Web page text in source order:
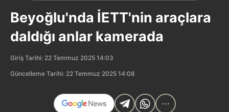
Beyoğlu'nda İETT'nin araçlara
daldığı anlar kamerada
Giriş Tarihi: 22 Temmuz 2025 14:03
Güncelleme Tarihi: 22 Temmuz 2025 14:08